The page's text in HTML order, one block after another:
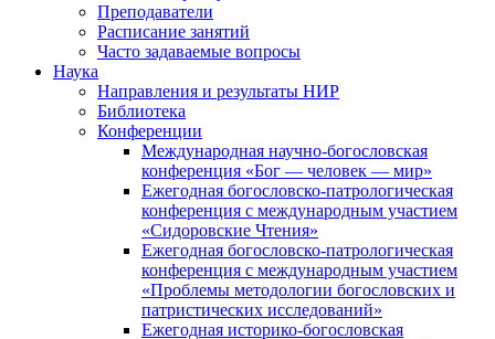
Преподаватели
Расписание занятий
Часто задаваемые вопросы
Наука
Направления и результаты НИР
Библиотека
Конференции
Международная научно-богословская
конференция «Бог — человек — мир»
Ежегодная богословско-патрологическая
конференция с международным участием
«Сидоровские Чтения»
Ежегодная богословско-патрологическая
конференция с международным участием
«Проблемы методологии богословских и
патристических исследований»
Ежегодная историко-богословская